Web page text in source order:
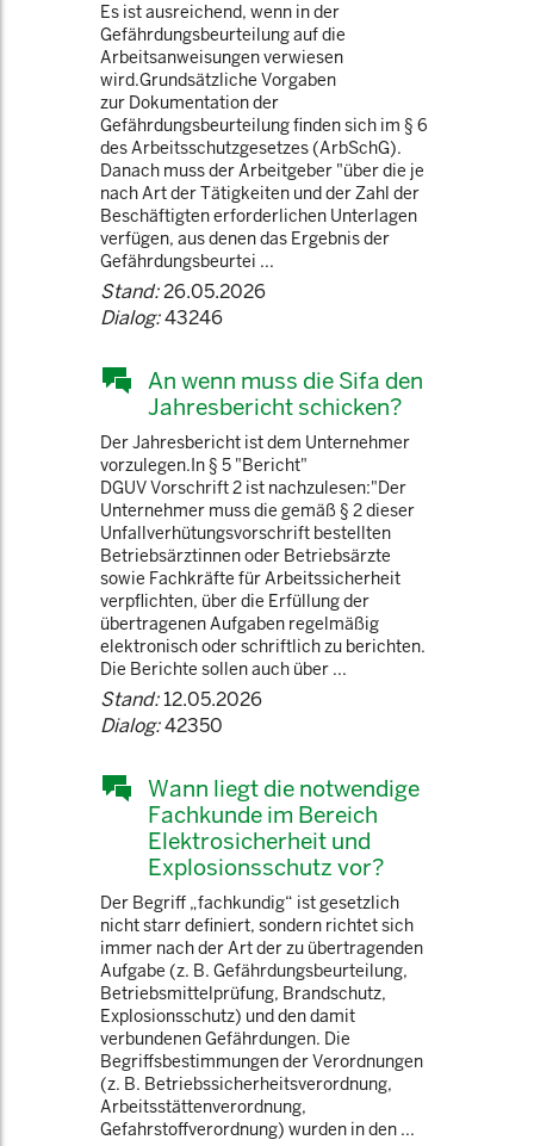
Es ist ausreichend, wenn in der
Gefährdungsbeurteilung auf die
Arbeitsanweisungen verwiesen
wird.Grundsätzliche Vorgaben
zur Dokumentation der
Gefährdungsbeurteilung finden sich im § 6
des Arbeitsschutzgesetzes (ArbSchG).
Danach muss der Arbeitgeber "über die je
nach Art der Tätigkeiten und der Zahl der
Beschäftigten erforderlichen Unterlagen
verfügen, aus denen das Ergebnis der
Gefährdungsbeurtei ...
Stand:26.05.2026
Dialog:43246
An wenn muss die Sifa den
Jahresbericht schicken?
Der Jahresbericht ist dem Unternehmer
vorzulegen.In § 5 "Bericht"
DGUV Vorschrift 2 ist nachzulesen:"Der
Unternehmer muss die gemäß § 2 dieser
Unfallverhütungsvorschrift bestellten
Betriebsärztinnen oder Betriebsärzte
sowie Fachkräfte für Arbeitssicherheit
verpflichten, über die Erfüllung der
übertragenen Aufgaben regelmäßig
elektronisch oder schriftlich zu berichten.
Die Berichte sollen auch über ...
Stand:12.05.2026
Dialog:42350
Wann liegt die notwendige
Fachkunde im Bereich
Elektrosicherheit und
Explosionsschutz vor?
Der Begriff „fachkundig“ ist gesetzlich
nicht starr definiert, sondern richtet sich
immer nach der Art der zu übertragenden
Aufgabe (z. B. Gefährdungsbeurteilung,
Betriebsmittelprüfung, Brandschutz,
Explosionsschutz) und den damit
verbundenen Gefährdungen. Die
Begriffsbestimmungen der Verordnungen
(z. B. Betriebssicherheitsverordnung,
Arbeitsstättenverordnung,
Gefahrstoffverordnung) wurden in den ...